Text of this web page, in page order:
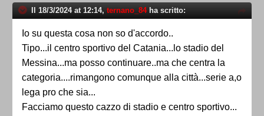
Il 18/3/2024 at 12:14, ternano_84ha scritto:
Io su questa cosa non so d'accordo..
Tipo...il centro sportivo del Catania...lo stadio del
Messina...ma posso continuare..ma che centra la
categoria....rimangono comunque alla città...serie a,o
lega pro che sia...
Facciamo questo cazzo di stadio e centro sportivo...